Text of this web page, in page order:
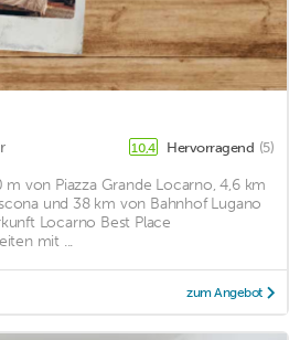
10,4 Hervorragend (5)
von Piazza Grande Locarno, 4,6 km
und 38 km von Bahnhof Lugano
Locarno Best Place
mit ...
zum Angebot